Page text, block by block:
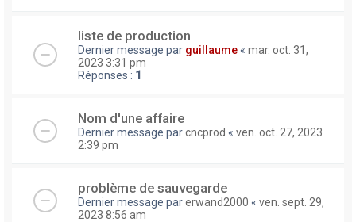
liste de production
Dernier message par guillaume « mar. oct. 31,
2023 3:31 pm
Réponses : 1
Nom d'une affaire
Dernier message parcncprod « ven. oct. 27, 2023
2:39 pm
problème de sauvegarde
Dernier message parerwand2000 « ven. sept. 29,
2023 8:56 am